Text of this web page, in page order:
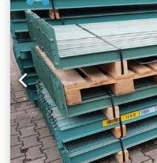
80 x 42 mm Dedpfx Apsd
izni: 2.880 mm çapraz
gleichm. Dağıtılmış
pimleri, Yürütme: compl.
sağlamak için kasıtsız
göz atmak: (Fiyatlar talep
gereken Genel
muayene DIN EN 15635
sistemleri için BGR 234
Kendi araç filosunun